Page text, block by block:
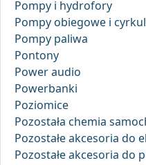
Pompy i hydrofory
Pompy obiegowe i
Pompy paliwa
Pontony
Power audio
Powerbanki
Poziomice
Pozostała chemia
Pozostałe akcesoria do
Pozostałe akcesoria do